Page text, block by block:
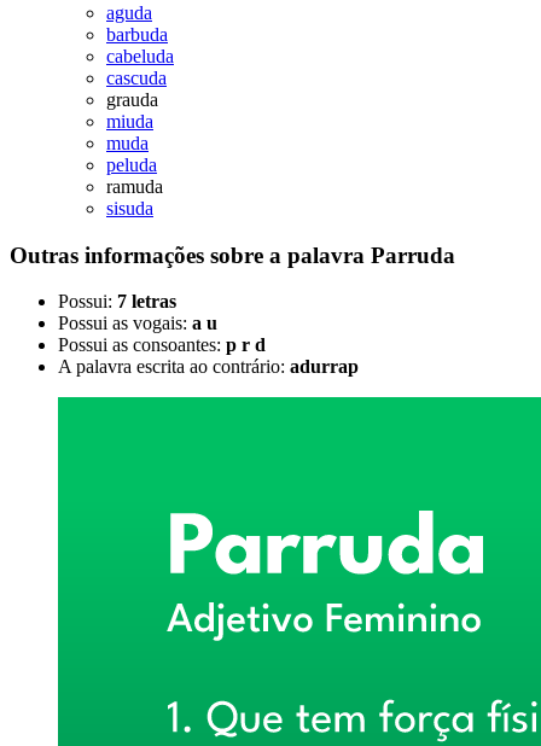
aguda
barbuda
cabeluda
cascuda
grauda
miuda
muda
peluda
ramuda
sisuda
Outras informações sobre a palavra Parruda
Possui: 7 letras
Possui as vogais: a u
Possui as consoantes: p r d
A palavra escrita ao contrário: adurrap